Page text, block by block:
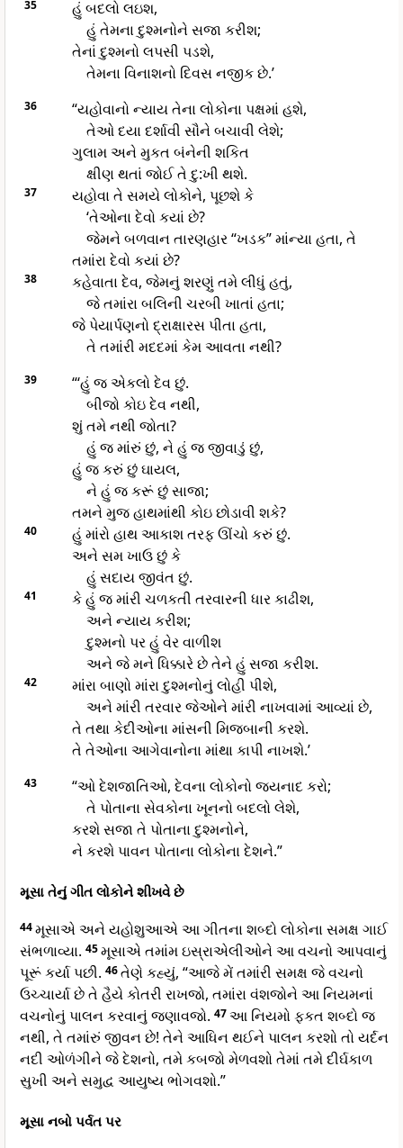
35
હું બદલો લઇશ,
હું તેમના દુશ્મનોને સજા કરીશ;
તેનાં દુશ્મનો લપસી પડશે,
તેમના વિનાશનો દિવસ નજીક છે.’
36
“યહોવાનો ન્યાય તેના લોકોના પક્ષમાં હશે,
તેઓ દયા દર્શાવી સૌને બચાવી લેશે;
ગુલામ અને મુકત બંનેની શકિત
ક્ષીણ થતાં જોઈ તે દુ:ખી થશે.
37
યહોવા તે સમયે લોકોને, પૂછશે કે
‘તેઓના દેવો કયાં છે?
જેમને બળવાન તારણહાર “ખડક” માંન્યા હતા, તે
તમાંરા દેવો કયાં છે?
38
કહેવાતા દેવ, જેમનું શરણું તમે લીધું હતું,
જે તમાંરા બલિની ચરબી ખાતાં હતા;
જે પેયાર્પણનો દ્રાક્ષારસ પીતા હતા,
તે તમાંરી મદદમાં કેમ આવતા નથી?
39
“‘હું જ એકલો દેવ છું.
બીજો કોઇ દેવ નથી,
શું તમે નથી જોતા?
હું જ માંરું છું, ને હું જ જીવાડું છું,
હું જ કરું છું ઘાયલ,
ને હું જ કરૂં છું સાજા;
તમને મુજ હાથમાંથી કોઇ છોડાવી શકે?
40
હું માંરો હાથ આકાશ તરફ ઊંચો કરું છું.
અને સમ ખાઉ છું કે
હું સદાય જીવંત છું.
41
કે હું જ માંરી ચળકતી તરવારની ધાર કાઢીશ,
અને ન્યાય કરીશ;
દુશ્મનો પર હું વેર વાળીશ
અને જે મને ધિક્કારે છે તેને હું સજા કરીશ.
42
માંરા બાણો માંરા દુશ્મનોનું લોહી પીશે,
અને માંરી તરવાર જેઓને માંરી નાખવામાં આવ્યાં છે,
તે તથા કેદીઓના માંસની મિજબાની કરશે.
તે તેઓના આગેવાનોના માંથા કાપી નાખશે.’
43
“ઓ દેશજાતિઓ, દેવના લોકોનો જયનાદ કરો;
તે પોતાના સેવકોના ખૂનનો બદલો લેશે,
કરશે સજા તે પોતાના દુશ્મનોને,
ને કરશે પાવન પોતાના લોકોના દેશને.”
મૂસા તેનું ગીત લોકોને શીખવે છે
44મૂસાએ અને યહોશુઆએ આ ગીતના શબ્દો લોકોના સમક્ષ ગાઈ
સંભળાવ્યા. 45મૂસાએ તમાંમ ઇસ્રાએલીઓને આ વચનો આપવાનું
પૂરૂં કર્યા પછી. 46તેણે કહ્યું, “આજે મેં તમાંરી સમક્ષ જે વચનો
ઉચ્ચાર્યા છે તે હૈયે કોતરી રાખજો, તમાંરા વંશજોને આ નિયમનાં
વચનોનું પાલન કરવાનું જણાવજો. 47આ નિયમો ફકત શબ્દો જ
નથી, તે તમાંરું જીવન છે! તેને આધિન થઈને પાલન કરશો તો યર્દન
નદી ઓળંગીને જે દેશનો, તમે કબજો મેળવશો તેમાં તમે દીર્ઘકાળ
સુખી અને સમુદ્વ આયુષ્ય ભોગવશો.”
મૂસા નબો પર્વત પર